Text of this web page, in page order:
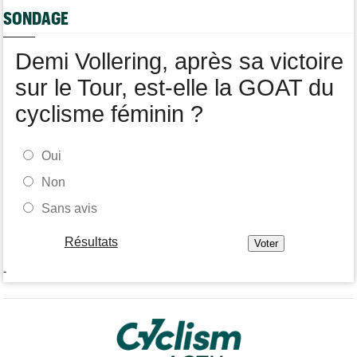
Tour de France Femmes
SONDAGE
Demi Vollering, après sa victoire
sur le Tour, est-elle la GOAT du
cyclisme féminin ?
Oui
Non
Sans avis
Résultats
-